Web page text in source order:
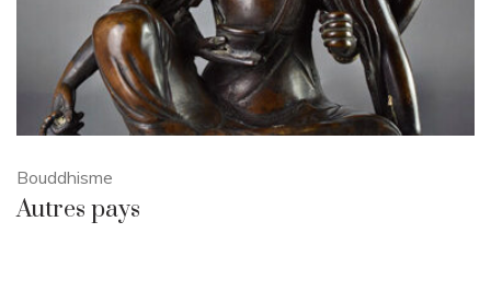
Bouddhisme
Autres pays